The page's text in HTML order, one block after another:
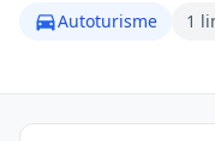
Autoturisme 1